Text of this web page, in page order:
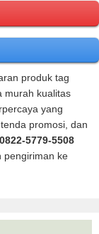
produk tag
murah kualitas
yang
promosi, dan
0822-5779-5508
pengiriman ke